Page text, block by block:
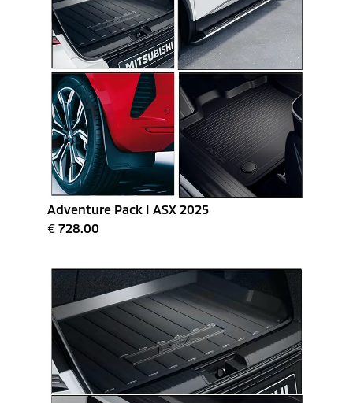
Adventure Pack I ASX 2025
€ 728.00